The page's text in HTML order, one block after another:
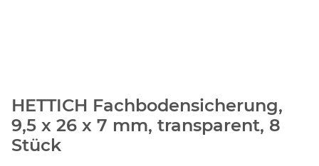
HETTICH Fachbodensicherung,
9,5 x 26 x 7 mm, transparent, 8
Stück